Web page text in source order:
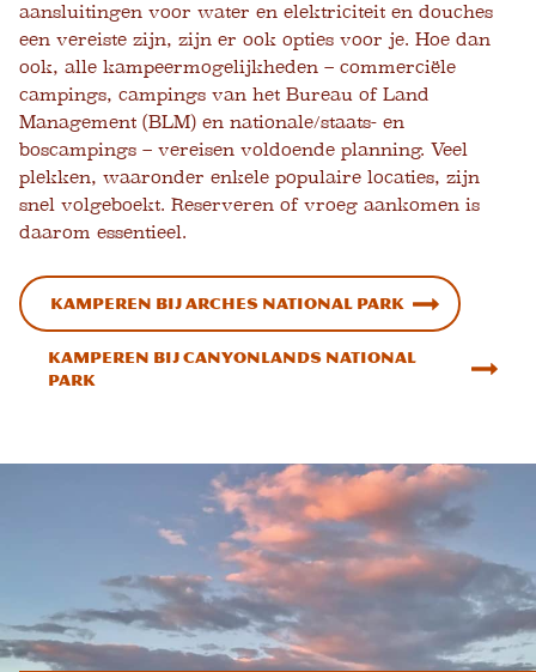
aansluitingen voor water en elektriciteit en douches
een vereiste zijn, zijn er ook opties voor je. Hoe dan
ook, alle kampeermogelijkheden – commerciële
campings, campings van het Bureau of Land
Management (BLM) en nationale/staats- en
boscampings – vereisen voldoende planning. Veel
plekken, waaronder enkele populaire locaties, zijn
snel volgeboekt. Reserveren of vroeg aankomen is
daarom essentieel.
Kamperen bij Arches National Park
Kamperen bij Canyonlands National
Park